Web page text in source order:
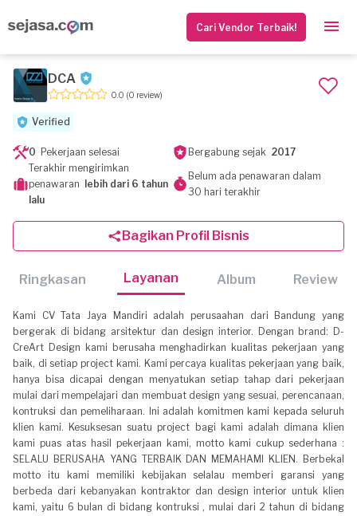
Cari Vendor Terbaik!
DCA
0.0 (0 review)
Verified
0 Pekerjaan selesai Bergabung sejak 2017
Terakhir mengirimkan
penawaran
lebih dari 6 tahun
lalu
Belum ada penawaran dalam
30 hari terakhir
Bagikan Profil Bisnis
Ringkasan Layanan Album Review
Kami CV Tata Jaya Mandiri adalah perusaahan dari Bandung yang
bergerak di bidang arsitektur dan design interior. Dengan brand: D-
CreArt Design kami berusaha menghadirkan kualitas pekerjaan yang
baik, di setiap project kami. Kami percaya kualitas pekerjaan yang baik,
hanya bisa dicapai dengan menyatukan setiap tahap dari pekerjaan
mulai dari mempelajari dan membuat design yang sesuai, perencanaan,
kontruksi dan pemeliharaan. Ini adalah komitmen kami kepada seluruh
klien kami. Kesuksesan suatu project bagi kami adalah dimana klien
kami puas atas hasil pekerjaan kami, motto kami cukup sederhana :
SELALU BERUSAHA YANG TERBAIK DAN MEMAHAMI KLIEN. Berbekal
motto itu kami memiliki kebijakan selalau memberi garansi yang
berbeda dari kebanyakan kontraktor dan design interior untuk klien
kami, yaitu 6 bulan di bidang kontruksi , mulai dari 2 tahun di bidang